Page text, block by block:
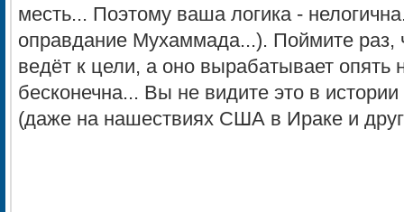
месть... Поэтому ваша логика -
оправдание Мухаммада...). Поймите раз,
ведёт к цели, а оно вырабатывает опять
бесконечна... Вы не видите это в
(даже на нашествиях США в Ираке и